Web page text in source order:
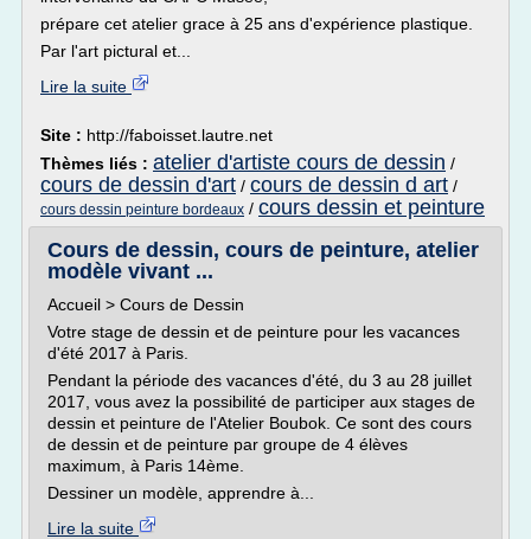
prépare cet atelier grace à 25 ans d'expérience plastique.
Par l'art pictural et...
Lire la suite
Site : http://faboisset.lautre.net
Thèmes liés : atelier d'artiste cours de dessin /
cours de dessin d'art / cours de dessin d art /
cours dessin peinture bordeaux / cours dessin et peinture
Cours de dessin, cours de peinture, atelier
modèle vivant ...
Accueil > Cours de Dessin
Votre stage de dessin et de peinture pour les vacances
d'été 2017 à Paris.
Pendant la période des vacances d'été, du 3 au 28 juillet
2017, vous avez la possibilité de participer aux stages de
dessin et peinture de l'Atelier Boubok. Ce sont des cours
de dessin et de peinture par groupe de 4 élèves
maximum, à Paris 14ème.
Dessiner un modèle, apprendre à...
Lire la suite